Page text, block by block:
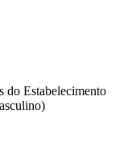
do Estabelecimento